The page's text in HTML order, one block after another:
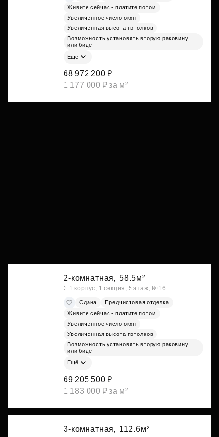
Живите сейчас - платите потом
Увеличенное число окон
Увеличенная высота потолков
Возможность установить вторую раковину
или биде
Ещё
68 972 200 ₽
1 177 000 ₽ за м²
2-комнатная, 58.5м²
3.1 корпус, 1 секция, 5 этаж, №16
Сдана
Предчистовая отделка
Живите сейчас - платите потом
Увеличенное число окон
Увеличенная высота потолков
Возможность установить вторую раковину
или биде
Ещё
69 205 500 ₽
1 183 000 ₽ за м²
3-комнатная, 112.6м²